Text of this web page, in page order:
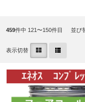
459件中 121〜150件目 並び
表示切替